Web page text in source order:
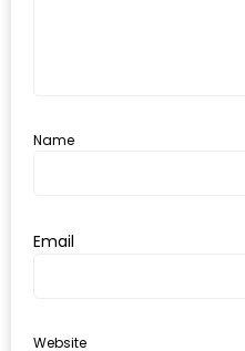
Name
Email
Website